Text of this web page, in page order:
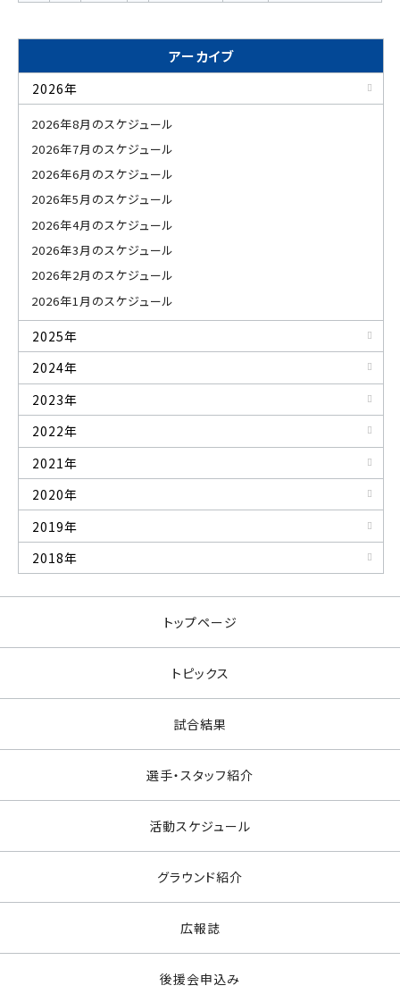
アーカイブ
2026年
2026年8月のスケジュール
2026年7月のスケジュール
2026年6月のスケジュール
2026年5月のスケジュール
2026年4月のスケジュール
2026年3月のスケジュール
2026年2月のスケジュール
2026年1月のスケジュール
2025年
2024年
2023年
2022年
2021年
2020年
2019年
2018年
トップページ
トピックス
試合結果
選手・スタッフ紹介
活動スケジュール
グラウンド紹介
広報誌
後援会申込み